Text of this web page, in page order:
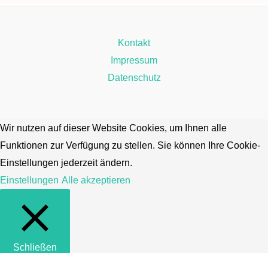
Kontakt
Impressum
Datenschutz
Wir nutzen auf dieser Website Cookies, um Ihnen alle
Funktionen zur Verfügung zu stellen. Sie können Ihre Cookie-
Einstellungen jederzeit ändern.
Einstellungen Alle akzeptieren
Schließen